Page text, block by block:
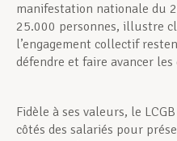
manifestation nationale du
25.000 personnes, illustre
l’engagement collectif
défendre et faire avancer
Fidèle à ses valeurs, le
côtés des salariés pour